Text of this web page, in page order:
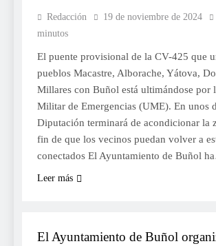
Redacción 19 de noviembre de 2024
minutos
El puente provisional de la CV-425 que
pueblos Macastre, Alborache, Yátova,
Millares con Buñol está ultimándose por
Militar de Emergencias (UME). En unos
Diputación terminará de acondicionar la
fin de que los vecinos puedan volver a
conectados El Ayuntamiento de Buñol
Leer más
El Ayuntamiento de Buñol